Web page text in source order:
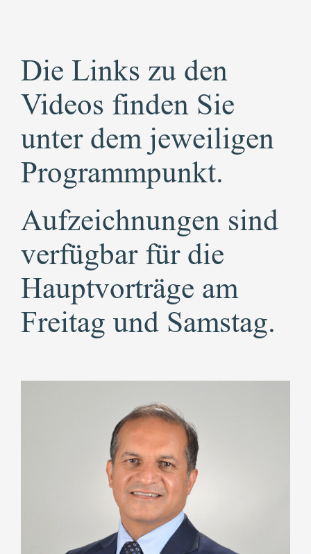
Die Links zu den
Videos finden Sie
unter dem jeweiligen
Programmpunkt.
Aufzeichnungen sind
verfügbar für die
Hauptvorträge am
Freitag und Samstag.